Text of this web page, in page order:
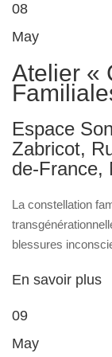
08
May
Atelier «
Espace
Zabricot,
de-France,
La constellation
blessures
En savoir plus
09
May